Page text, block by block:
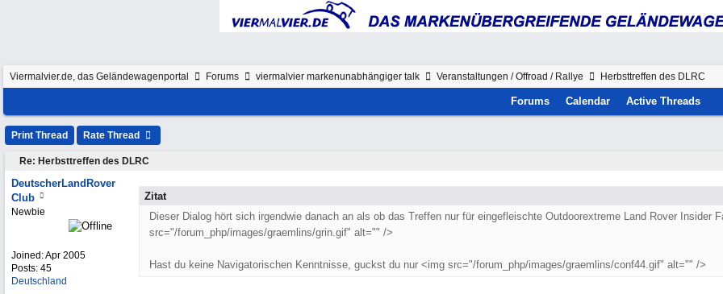
Viermalvier.de, das Geländewagenportal Forums viermalvier markenunabhängiger talk Veranstaltungen / Offroad / Rallye Herbsttreffen des DLRC
Forums Calendar Active Threads
Print Thread Rate Thread
Re: Herbsttreffen des DLRC
DeutscherLandRover
Club
Newbie
Joined:Apr 2005
Posts: 45
Deutschland
Zitat
Dieser Dialog hört sich irgendwie danach an als ob das Treffen nur für eingefleischte Outdoorextreme Land Rover Insider
src="/forum_php/images/graemlins/grin.gif" alt="" />
Hast du keine Navigatorischen Kenntnisse, guckst du nur <img src="/forum_php/images/graemlins/conf44.gif" alt="" />